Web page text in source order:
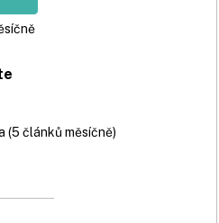
(5 článků měsíčně)